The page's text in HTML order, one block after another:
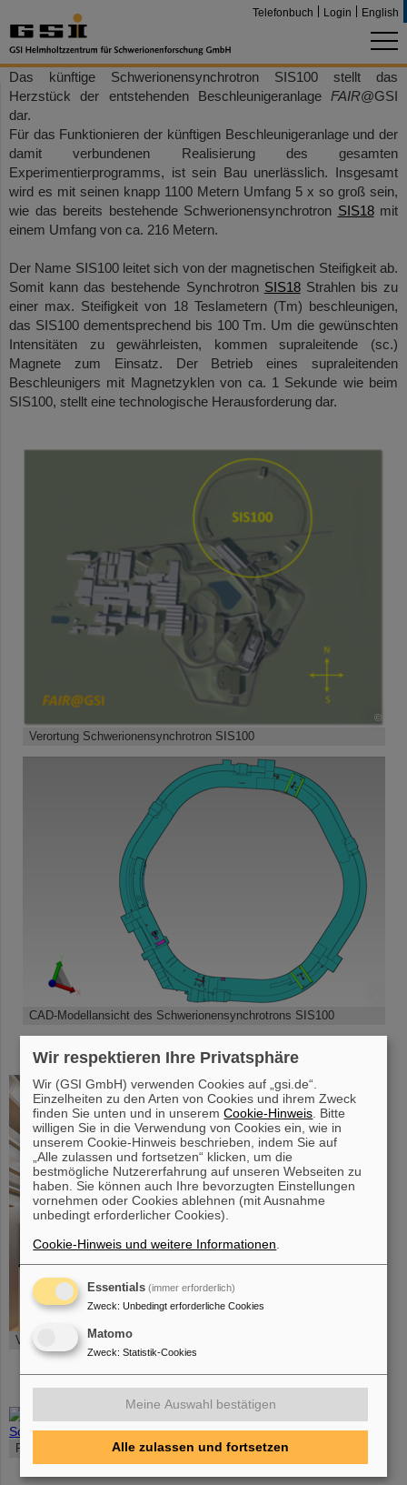
Telefonbuch Login English
Das künftige Schwerionensynchrotron SIS100 stellt das
Herzstück der entstehenden Beschleunigeranlage FAIR@GSI
dar.
Für das Funktionieren der künftigen Beschleunigeranlage und der
damit verbundenen Realisierung des gesamten
Experimentierprogramms, ist sein Bau unerlässlich. Insgesamt
wird es mit seinen knapp 1100 Metern Umfang 5 x so groß sein,
wie das bereits bestehende Schwerionensynchrotron SIS18mit
einem Umfang von ca. 216 Metern.
Der Name SIS100 leitet sich von der magnetischen Steifigkeit ab.
Somit kann das bestehende Synchrotron SIS18Strahlen bis zu
einer max. Steifigkeit von 18 Teslametern (Tm) beschleunigen,
das SIS100 dementsprechend bis 100 Tm. Um die gewünschten
Intensitäten zu gewährleisten, kommen supraleitende (sc.)
Magnete zum Einsatz. Der Betrieb eines supraleitenden
Beschleunigers mit Magnetzyklen von ca. 1 Sekunde wie beim
SIS100, stellt eine technologische Herausforderung dar.
©
Verortung Schwerionensynchrotron SIS100
CAD-Modellansicht des Schwerionensynchrotrons SIS100
Virtuoser Blick in den künftigen Ringbeschleunigertunnel
Panoramafoto SIS100: Im Bau befindlicher Ringtunnel
Wir respektieren Ihre Privatsphäre
Wir (GSI GmbH) verwenden Cookies auf „gsi.de“.
Einzelheiten zu den Arten von Cookies und ihrem Zweck
finden Sie unten und in unseremCookie-Hinweis . Bitte
willigen Sie in die Verwendung von Cookies ein, wie in
unserem Cookie-Hinweis beschrieben, indem Sie auf
„Alle zulassen und fortsetzen“ klicken, um die
bestmögliche Nutzererfahrung auf unseren Webseiten zu
haben. Sie können auch Ihre bevorzugten Einstellungen
vornehmen oder Cookies ablehnen (mit Ausnahme
unbedingt erforderlicher Cookies).
Cookie-Hinweis und weitere Informationen
Essentials (immer erforderlich)
Zweck: Unbedingt erforderliche Cookies
Matomo
Zweck: Statistik-Cookies
Meine Auswahl bestätigen
Alle zulassen und fortsetzen